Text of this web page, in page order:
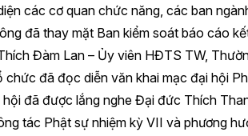
các cơ quan chức năng, các ban
đã thay mặt Ban kiểm soát báo cáo
Đàm Lan – Ủy viên HĐTS TW,
đã đọc diễn văn khai mạc đại hội
đã được lắng nghe Đại đức Thích
tác Phật sự nhiệm kỳ VII và phương